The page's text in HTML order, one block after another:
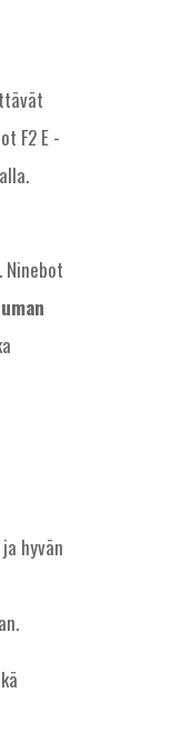
F2 E -
hyvän